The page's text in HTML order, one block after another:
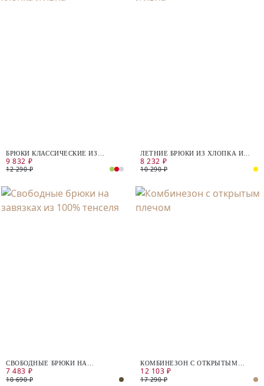
БРЮКИ КЛАССИЧЕСКИЕ ИЗ
ХЛОПКА И ЛЬНА
9 832 ₽
12 290 ₽
ЛЕТНИЕ БРЮКИ ИЗ ХЛОПКА И
ЛЬНА
8 232 ₽
10 290 ₽
СВОБОДНЫЕ БРЮКИ НА
ЗАВЯЗКАХ ИЗ 100% ТЕНСЕЛЯ
7 483 ₽
10 690 ₽
КОМБИНЕЗОН С ОТКРЫТЫМ
ПЛЕЧОМ
12 103 ₽
17 290 ₽